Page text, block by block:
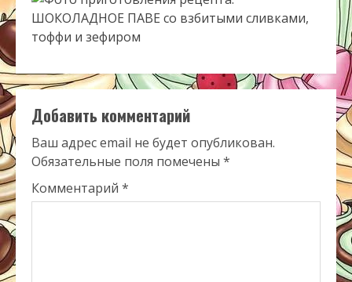
Добавить комментарий
Ваш адрес email не будет опубликован.
Обязательные поля помечены *
Комментарий *